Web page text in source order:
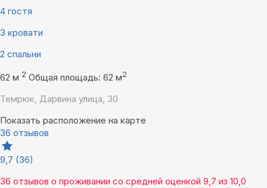
4 гостя
3 кровати
2 спальни
62 м 2 Общая площадь: 62 м2
Темрюк, Дарвина улица, 30
Показать расположение на карте
36 отзывов
9,7 (36)
36 отзывов о проживании со средней оценкой 9,7 из 10,0